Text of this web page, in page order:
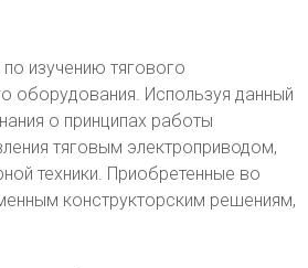
изучению тягового
оборудования. Используя данный
о принципах работы
тяговым электроприводом,
техники. Приобретенные во
конструкторским решениям,